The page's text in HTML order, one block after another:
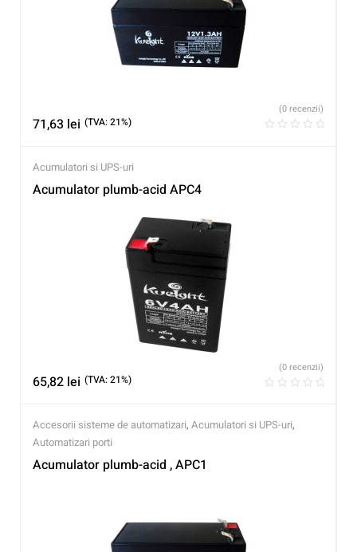
71,63 lei (TVA: 21%)
(0 recenzii)
Acumulatori si UPS-uri
Acumulator plumb-acid APC4
65,82 lei (TVA: 21%)
(0 recenzii)
Accesorii sisteme de automatizari, Acumulatori si UPS-uri,
Automatizari porti
Acumulator plumb-acid , APC1